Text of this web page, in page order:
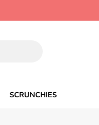
SCRUNCHIES